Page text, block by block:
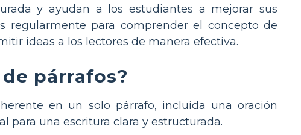
y ayudan a los estudiantes a mejorar sus
regularmente para comprender el concepto de
ideas a los lectores de manera efectiva.
párrafos?
en un solo párrafo, incluida una oración
para una escritura clara y estructurada.